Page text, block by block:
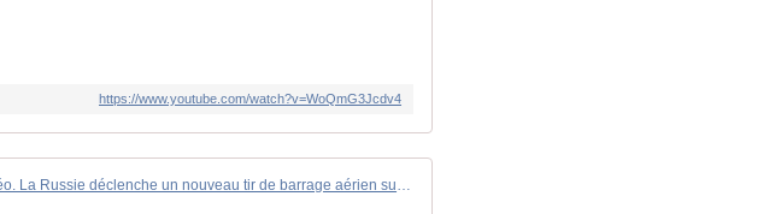
https://www.youtube.com/watch?v=WoQmG3Jcdv4
Vidéo. La Russie déclenche un nouveau tir de barrage aérien sur l'Ukraine